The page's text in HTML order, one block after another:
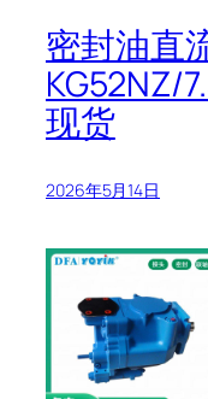
密封油直
KG52NZ/
现货
2026年5月14日